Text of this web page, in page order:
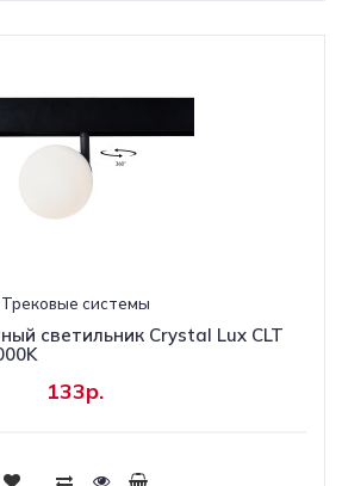
Трековые системы
светильник Crystal Lux CLT
133р.